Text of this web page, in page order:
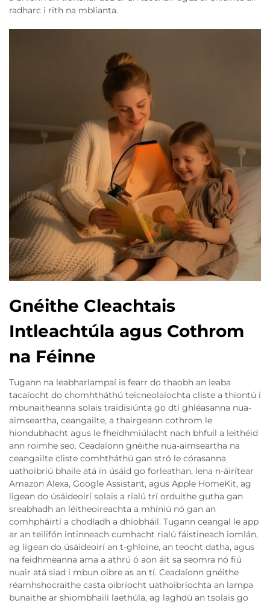
radharc i rith na mblianta.
Gnéithe Cleachtais
Intleachtúla agus Cothrom
na Féinne
Tugann na leabharlampaí is fearr do thaobh an leaba
tacaíocht do chomhtháthú teicneolaíochta cliste a thiontú i
mbunaitheanna solais traidisiúnta go dtí ghléasanna nua-
aimseartha, ceangailte, a thairgeann cothrom le
hiondubhacht agus le fheidhmiúlacht nach bhfuil a leithéid
ann roimhe seo. Ceadaíonn gnéithe nua-aimseartha na
ceangailte cliste comhtháthú gan stró le córasanna
uathoibriú bhaile atá in úsáid go forleathan, lena n-áirítear
Amazon Alexa, Google Assistant, agus Apple HomeKit, ag
ligean do úsáideoirí solais a rialú trí orduithe gutha gan
sreabhadh an léitheoireachta a mhíniú nó gan an
comhpháirtí a chodladh a dhíobháil. Tugann ceangal le app
ar an teilifón intinneach cumhacht rialú fáistineach iomlán,
ag ligean do úsáideoirí an t-ghloine, an teocht datha, agus
na feidhmeanna ama a athrú ó aon áit sa seomra nó fiú
nuair atá siad i mbun oibre as an tí. Ceadaíonn gnéithe
réamhshocraithe casta oibríocht uathoibríochta an lampa
bunaithe ar shiombhailí laethúla, ag laghdú an tsolais go